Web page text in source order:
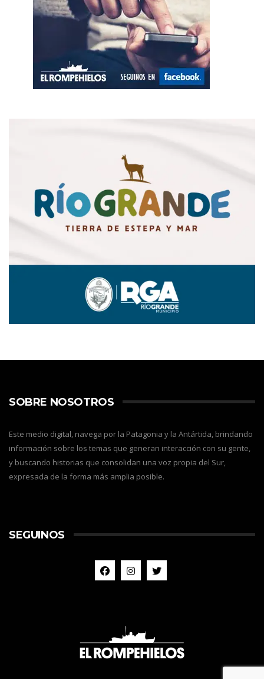
SOBRE NOSOTROS
Este medio digital, navega por la Patagonia y la Antártida, brindando
información sobre los temas que generan interacción con su gente,
y buscando historias que consolidan una voz propia del Sur,
expresada de la forma más amplia posible.
SEGUINOS